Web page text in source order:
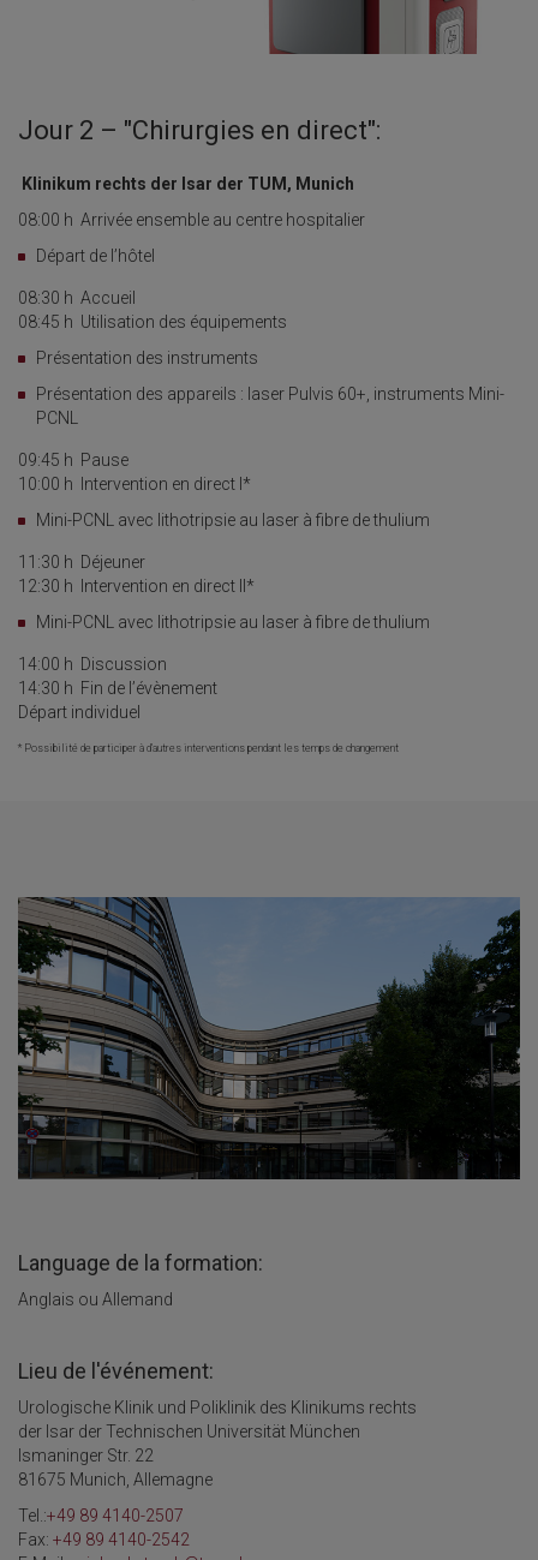
Jour 2 – "Chirurgies en direct":
Klinikum rechts der Isar der TUM, Munich
08:00 h Arrivée ensemble au centre hospitalier
Départ de l’hôtel
08:30 h Accueil
08:45 h Utilisation des équipements
Présentation des instruments
Présentation des appareils : laser Pulvis 60+, instruments Mini-
PCNL
09:45 h Pause
10:00 h
Intervention en direct I*
Mini-PCNL avec lithotripsie au laser à fibre de thulium
11:30 h Déjeuner
12:30 h Intervention en direct II*
Mini-PCNL avec lithotripsie au laser à fibre de thulium
14:00 h Discussion
14:30 h Fin de l’évènement
Départ individuel
* Possibilité de participer à d’autres interventions pendant les temps de changement
Language de la formation:
Anglais ou Allemand
Lieu de l'événement:
Urologische Klinik und Poliklinik des Klinikums rechts
der Isar der Technischen Universität München
Ismaninger Str. 22
81675 Munich, Allemagne
Tel.:+49 89 4140-2507
Fax: +49 89 4140-2542